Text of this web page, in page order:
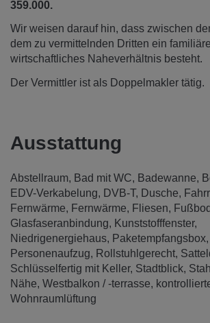
359.000.
Wir weisen darauf hin, dass zwischen
dem zu vermittelnden Dritten ein
wirtschaftliches Naheverhältnis besteht.
Der Vermittler ist als Doppelmakler tätig.
Ausstattung
Abstellraum Bad mit WC Badewanne
EDV-Verkabelung
DVB-T Dusche
Fernwärme
Fernwärme Fliesen
Glasfaseranbindung
Kunststofffenster
Niedrigenergiehaus
Paketempfangsbox
Personenaufzug
Rollstuhlgerecht
Schlüsselfertig mit Keller Stadtblick
Nähe Westbalkon / -terrasse
Wohnraumlüftung